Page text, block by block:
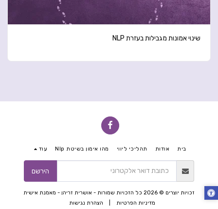
שינוי אמונות מגבילות בעזרת NLP
בית אודות תהליכי ליווי מהו אימון בשיטת Nlp עוד
הירשם
זכויות יוצרים © 2026 כל הזכויות שמורות -
אושרית זריהן - מאמנת אישית
מדיניות הפרטיות
הצהרת נגישות